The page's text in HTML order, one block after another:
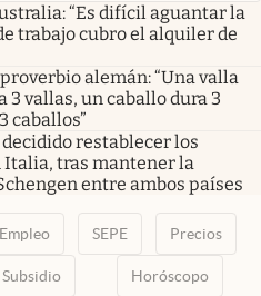
“Es difícil aguantar la
trabajo cubro el alquiler de
alemán: “Una valla
3 vallas, un caballo dura 3
caballos”
restablecer los
tras mantener la
entre ambos países
Empleo SEPE Precios
Subsidio Horóscopo